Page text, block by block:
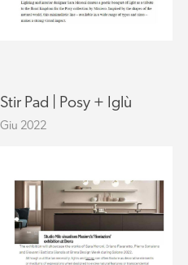
Stir Pad | Posy + Iglù
Giu 2022